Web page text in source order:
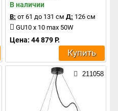
В наличии
В: от 61 до 131 см Д: 126 см
GU10 x 10 max 50W
Цена: 44 879 Р.
Купить
211058